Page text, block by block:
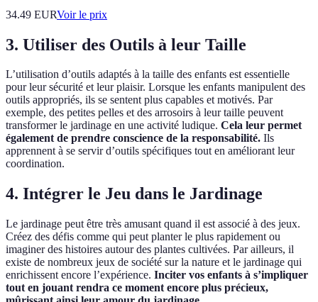
34.49 EURVoir le prix
3. Utiliser des Outils à leur Taille
L’utilisation d’outils adaptés à la taille des enfants est essentielle
pour leur sécurité et leur plaisir. Lorsque les enfants manipulent des
outils appropriés, ils se sentent plus capables et motivés. Par
exemple, des petites pelles et des arrosoirs à leur taille peuvent
transformer le jardinage en une activité ludique. Cela leur permet
également de prendre conscience de la responsabilité. Ils
apprennent à se servir d’outils spécifiques tout en améliorant leur
coordination.
4. Intégrer le Jeu dans le Jardinage
Le jardinage peut être très amusant quand il est associé à des jeux.
Créez des défis comme qui peut planter le plus rapidement ou
imaginer des histoires autour des plantes cultivées. Par ailleurs, il
existe de nombreux jeux de société sur la nature et le jardinage qui
enrichissent encore l’expérience. Inciter vos enfants à s’impliquer
tout en jouant rendra ce moment encore plus précieux,